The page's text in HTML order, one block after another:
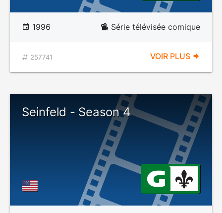
1996 Série télévisée comique
257741 VOIR PLUS
Seinfeld - Season 4